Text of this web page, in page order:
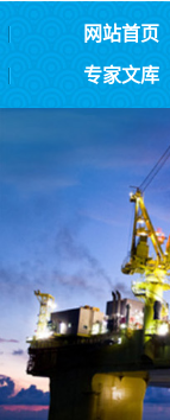
网站首页
专家文库